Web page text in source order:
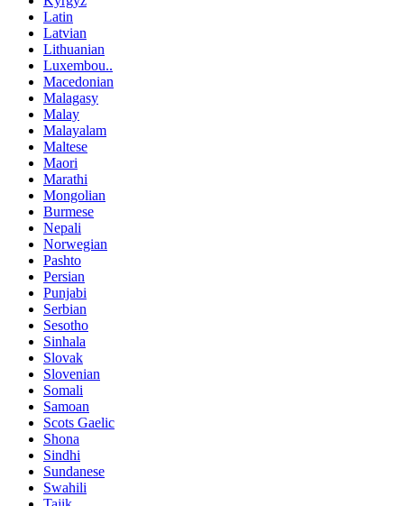
Latin
Latvian
Lithuanian
Luxembou..
Macedonian
Malagasy
Malay
Malayalam
Maltese
Maori
Marathi
Mongolian
Burmese
Nepali
Norwegian
Pashto
Persian
Punjabi
Serbian
Sesotho
Sinhala
Slovak
Slovenian
Somali
Samoan
Scots Gaelic
Shona
Sindhi
Sundanese
Swahili